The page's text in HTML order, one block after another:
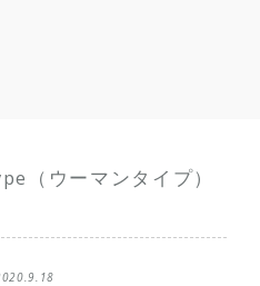
（ウーマンタイプ）